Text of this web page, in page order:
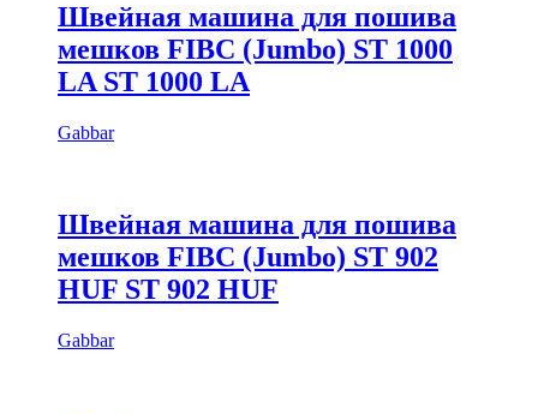
Швейная машина для пошива
мешков FIBC (Jumbo) ST 1000
LA ST 1000 LA
Gabbar
Швейная машина для пошива
мешков FIBC (Jumbo) ST 902
HUF ST 902 HUF
Gabbar